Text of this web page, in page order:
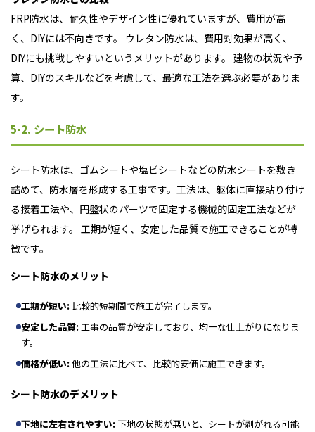
FRP防水は、耐久性やデザイン性に優れていますが、費用が高
く、DIYには不向きです。 ウレタン防水は、費用対効果が高く、
DIYにも挑戦しやすいというメリットがあります。 建物の状況や予
算、DIYのスキルなどを考慮して、最適な工法を選ぶ必要がありま
す。
5-2. シート防水
シート防水は、ゴムシートや塩ビシートなどの防水シートを敷き
詰めて、防水層を形成する工事です。工法は、躯体に直接貼り付け
る接着工法や、円盤状のパーツで固定する機械的固定工法などが
挙げられます。 工期が短く、安定した品質で施工できることが特
徴です。
シート防水のメリット
工期が短い: 比較的短期間で施工が完了します。
安定した品質:工事の品質が安定しており、均一な仕上がりになりま
す。
価格が低い:他の工法に比べて、比較的安価に施工できます。
シート防水のデメリット
下地に左右されやすい: 下地の状態が悪いと、シートが剥がれる可能